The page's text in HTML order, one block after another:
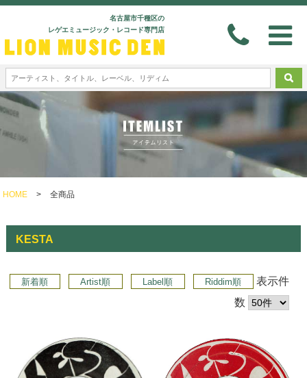
名古屋市千種区の
レゲエミュージック・レコード専門店
HOME > 全商品
KESTA
新着順 Artist順 Label順 Riddim順
表示件
数